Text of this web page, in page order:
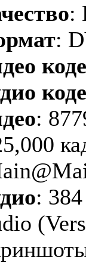
:
:
:
: